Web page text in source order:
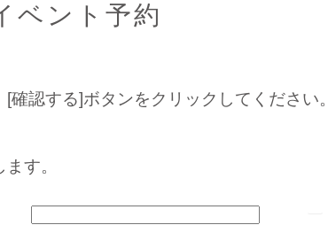
ベント予約
認する]ボタンをクリックしてください。
す。